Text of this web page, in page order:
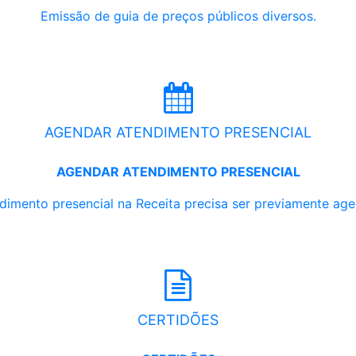
Emissão de guia de preços públicos diversos.
AGENDAR ATENDIMENTO PRESENCIAL
AGENDAR ATENDIMENTO PRESENCIAL
presencial na Receita precisa ser previamente
CERTIDÕES